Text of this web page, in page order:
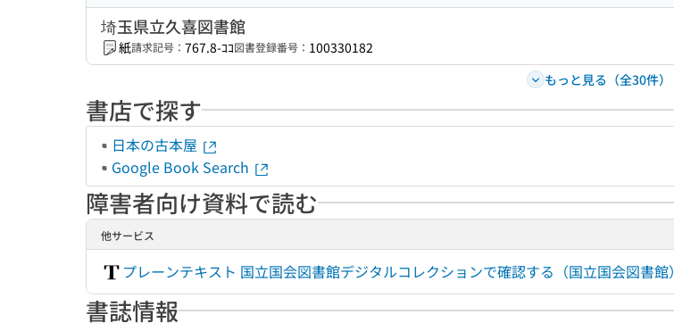
埼玉県立久喜図書館
紙請求記号： 767.8-ｺｺ図書登録番号： 100330182
もっと見る（全30件）
書店で探す
日本の古本屋
Google Book Search
障害者向け資料で読む
他サービス
プレーンテキスト 国立国会図書館デジタルコレクションで確認する（国立国会図書館）
書誌情報